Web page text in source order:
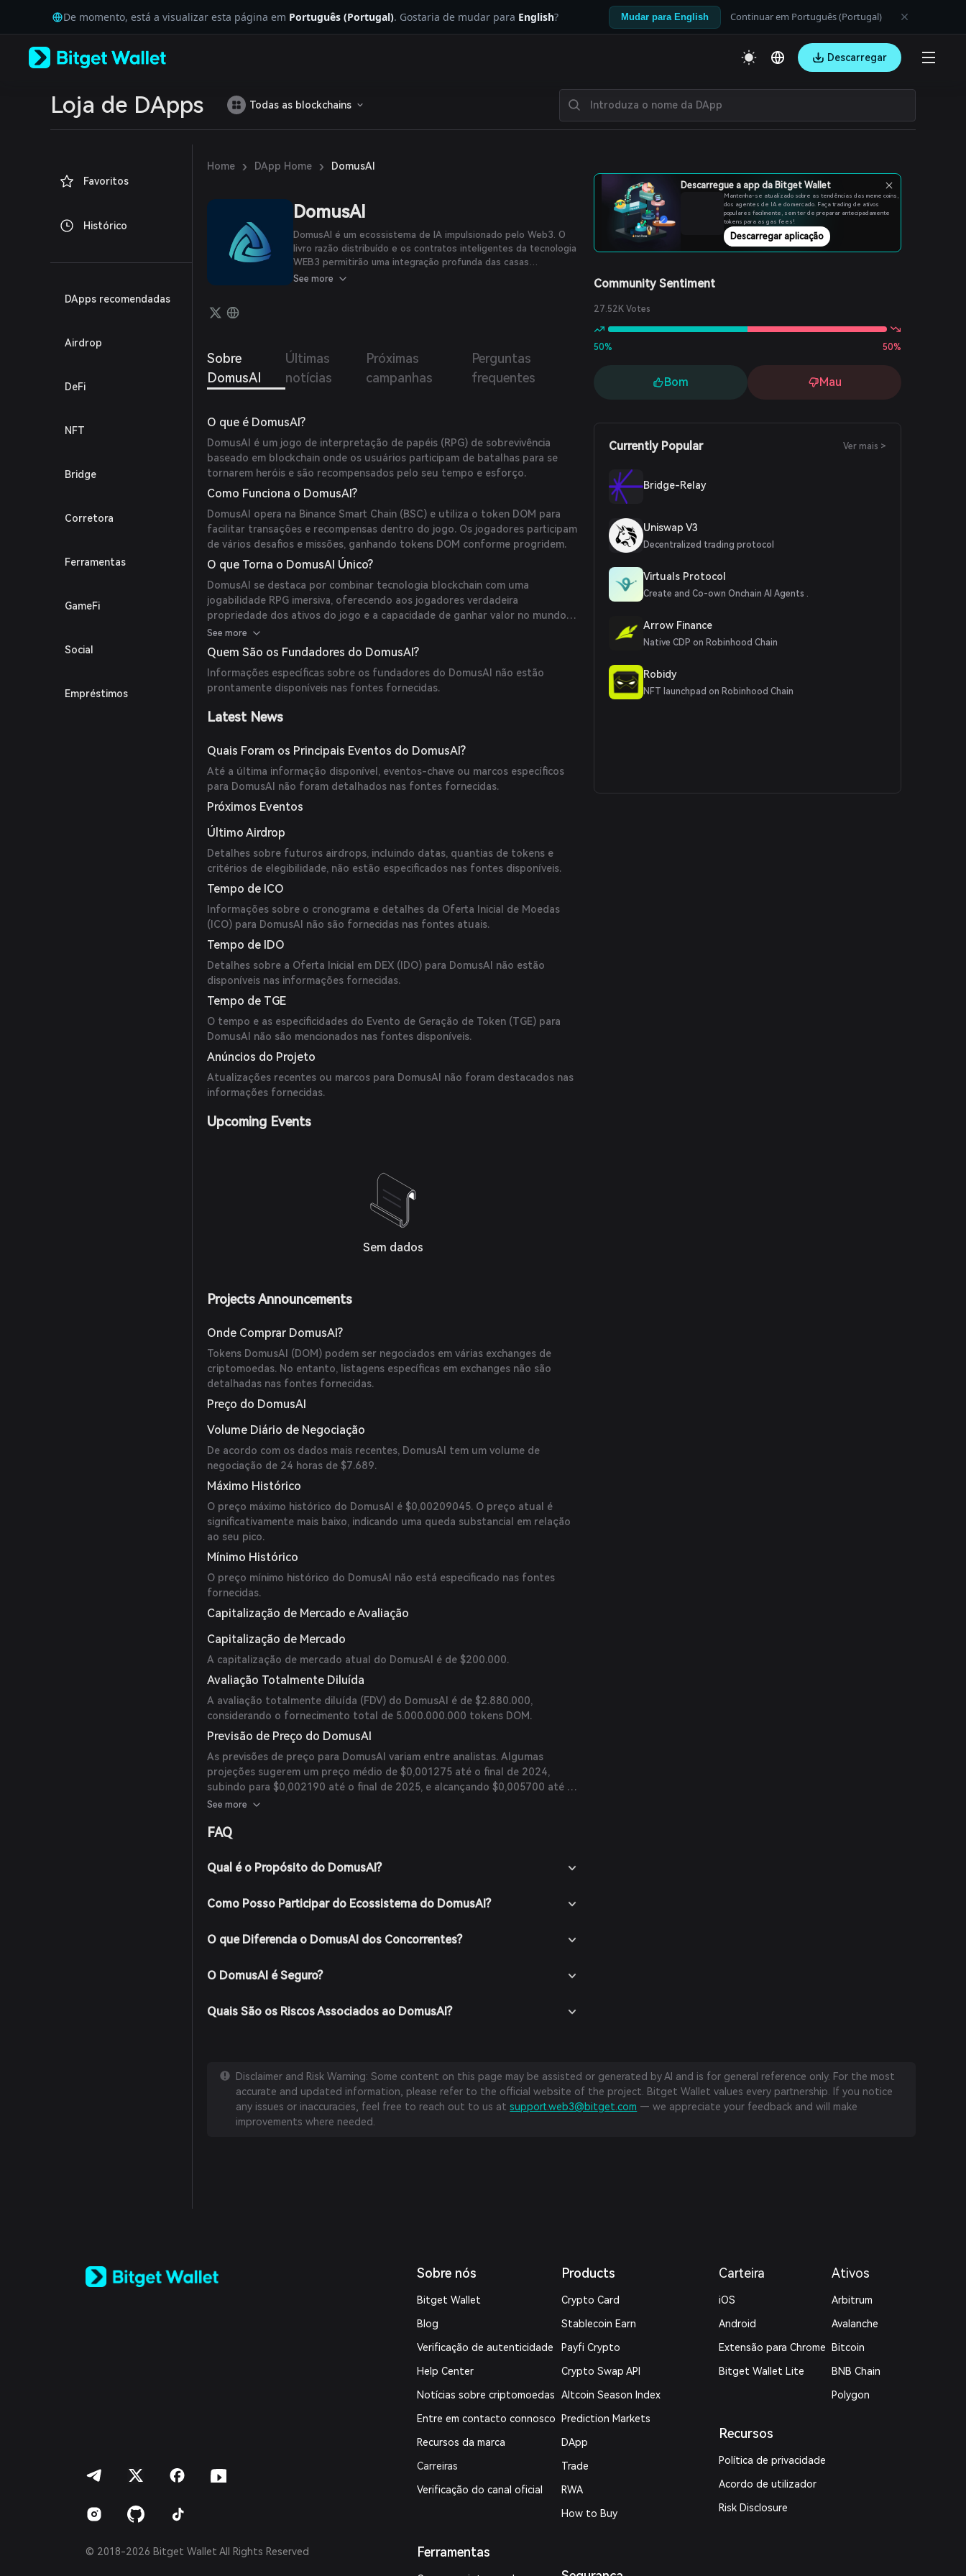
Tiếng Việt
Русский
Español (Latinoamérica)
Português (Portugal)
Bahasa Indonesia
Español (Argentina)
De momento, está a visualizar esta página em Português (Portugal). Gostaria de mudar para English? Mudar para English Continuar em Português (Portugal)
Descarregar
Loja de DApps Todas as blockchains
Favoritos
Histórico
DApps recomendadas
Airdrop
DeFi
NFT
Bridge
Corretora
Ferramentas
GameFi
Social
Empréstimos
Home › DApp Home › DomusAI
DomusAI
DomusAI é um ecossistema de IA impulsionado pelo Web3. O
livro razão distribuído e os contratos inteligentes da tecnologia
WEB3 permitirão uma integração profunda das casas
inteligentes com IA à tecnologia blockchain. Por meio da
como gerenciamento automatizado de energia e pagamentos
inteligentes, possibilitando economia de energia, proteção
ambiental e operação inteligente das casas inteligentes.
See more
Sobre
DomusAI
Últimas
notícias
Próximas
campanhas
Perguntas
frequentes
O que é DomusAI?
DomusAI é um jogo de interpretação de papéis (RPG) de sobrevivência
baseado em blockchain onde os usuários participam de batalhas para se
tornarem heróis e são recompensados pelo seu tempo e esforço.
Como Funciona o DomusAI?
DomusAI opera na Binance Smart Chain (BSC) e utiliza o token DOM para
facilitar transações e recompensas dentro do jogo. Os jogadores participam
de vários desafios e missões, ganhando tokens DOM conforme progridem.
O que Torna o DomusAI Único?
DomusAI se destaca por combinar tecnologia blockchain com uma
jogabilidade RPG imersiva, oferecendo aos jogadores verdadeira
propriedade dos ativos do jogo e a capacidade de ganhar valor no mundo
real através de suas conquistas no jogo.
See more
Quem São os Fundadores do DomusAI?
Informações específicas sobre os fundadores do DomusAI não estão
prontamente disponíveis nas fontes fornecidas.
Latest News
Quais Foram os Principais Eventos do DomusAI?
Até a última informação disponível, eventos-chave ou marcos específicos
para DomusAI não foram detalhados nas fontes fornecidas.
Próximos Eventos
Último Airdrop
Detalhes sobre futuros airdrops, incluindo datas, quantias de tokens e
critérios de elegibilidade, não estão especificados nas fontes disponíveis.
Tempo de ICO
Informações sobre o cronograma e detalhes da Oferta Inicial de Moedas
(ICO) para DomusAI não são fornecidas nas fontes atuais.
Tempo de IDO
Detalhes sobre a Oferta Inicial em DEX (IDO) para DomusAI não estão
disponíveis nas informações fornecidas.
Tempo de TGE
O tempo e as especificidades do Evento de Geração de Token (TGE) para
DomusAI não são mencionados nas fontes disponíveis.
Anúncios do Projeto
Atualizações recentes ou marcos para DomusAI não foram destacados nas
informações fornecidas.
Upcoming Events
Sem dados
Projects Announcements
Onde Comprar DomusAI?
Tokens DomusAI (DOM) podem ser negociados em várias exchanges de
criptomoedas. No entanto, listagens específicas em exchanges não são
detalhadas nas fontes fornecidas.
Preço do DomusAI
Volume Diário de Negociação
De acordo com os dados mais recentes, DomusAI tem um volume de
negociação de 24 horas de $7.689.
Máximo Histórico
O preço máximo histórico do DomusAI é $0,00209045. O preço atual é
significativamente mais baixo, indicando uma queda substancial em relação
ao seu pico.
Mínimo Histórico
O preço mínimo histórico do DomusAI não está especificado nas fontes
fornecidas.
Capitalização de Mercado e Avaliação
Capitalização de Mercado
A capitalização de mercado atual do DomusAI é de $200.000.
Avaliação Totalmente Diluída
A avaliação totalmente diluída (FDV) do DomusAI é de $2.880.000,
considerando o fornecimento total de 5.000.000.000 tokens DOM.
Previsão de Preço do DomusAI
As previsões de preço para DomusAI variam entre analistas. Algumas
projeções sugerem um preço médio de $0,001275 até o final de 2024,
subindo para $0,002190 até o final de 2025, e alcançando $0,005700 até o
final de 2030. Entretanto, essas previsões são especulativas e devem ser
See more
FAQ
Qual é o Propósito do DomusAI?
Como Posso Participar do Ecossistema do DomusAI?
O que Diferencia o DomusAI dos Concorrentes?
O DomusAI é Seguro?
Quais São os Riscos Associados ao DomusAI?
Descarregue a app da Bitget Wallet
Mantenha-se atualizado sobre as tendências das meme coins,
dos agentes de IA e do mercado. Faça trading de ativos
populares facilmente, sem ter de preparar antecipadamente
tokens para as gas fees!
Descarregar aplicação
Community Sentiment
27.52K Votes
50% 50%
Bom Mau
Currently Popular Ver mais >
Bridge-Relay
Uniswap V3
Decentralized trading protocol
Virtuals Protocol
Create and Co-own Onchain AI Agents .
Arrow Finance
Native CDP on Robinhood Chain
Robidy
NFT launchpad on Robinhood Chain
Disclaimer and Risk Warning: Some content on this page may be assisted or generated by AI and is for general reference only. For the most
accurate and updated information, please refer to the official website of the project. Bitget Wallet values every partnership. If you notice
any issues or inaccuracies, feel free to reach out to us atsupport.web3@bitget.com — we appreciate your feedback and will make
improvements where needed.
Español (Latinoamérica)
© 2018-2026 Bitget Wallet All Rights Reserved
Sobre nós
Bitget Wallet
Blog
Verificação de autenticidade
Help Center
Notícias sobre criptomoedas
Entre em contacto connosco
Recursos da marca
Carreiras
Verificação do canal oficial
Ferramentas
Products
Crypto Card
Stablecoin Earn
Payfi Crypto
Crypto Swap API
Altcoin Season Index
Prediction Markets
DApp
Trade
RWA
How to Buy
Carteira
iOS
Android
Extensão para Chrome
Bitget Wallet Lite
Recursos
Política de privacidade
Acordo de utilizador
Risk Disclosure
Ativos
Arbitrum
Avalanche
Bitcoin
BNB Chain
Polygon